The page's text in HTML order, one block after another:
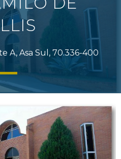
A, Asa Sul, 70.336-400